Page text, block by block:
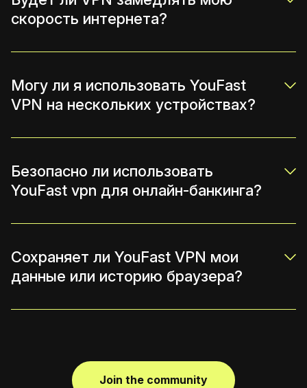
скорость интернета?
Могу ли я использовать YouFast
VPN на нескольких устройствах?
Безопасно ли использовать
YouFast vpn для онлайн-банкинга?
Сохраняет ли YouFast VPN мои
данные или историю браузера?
Join the community